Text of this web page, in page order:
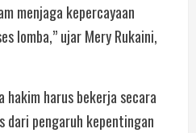
menjaga kepercayaan
lomba,” ujar Mery Rukaini,
hakim harus bekerja secara
dari pengaruh kepentingan